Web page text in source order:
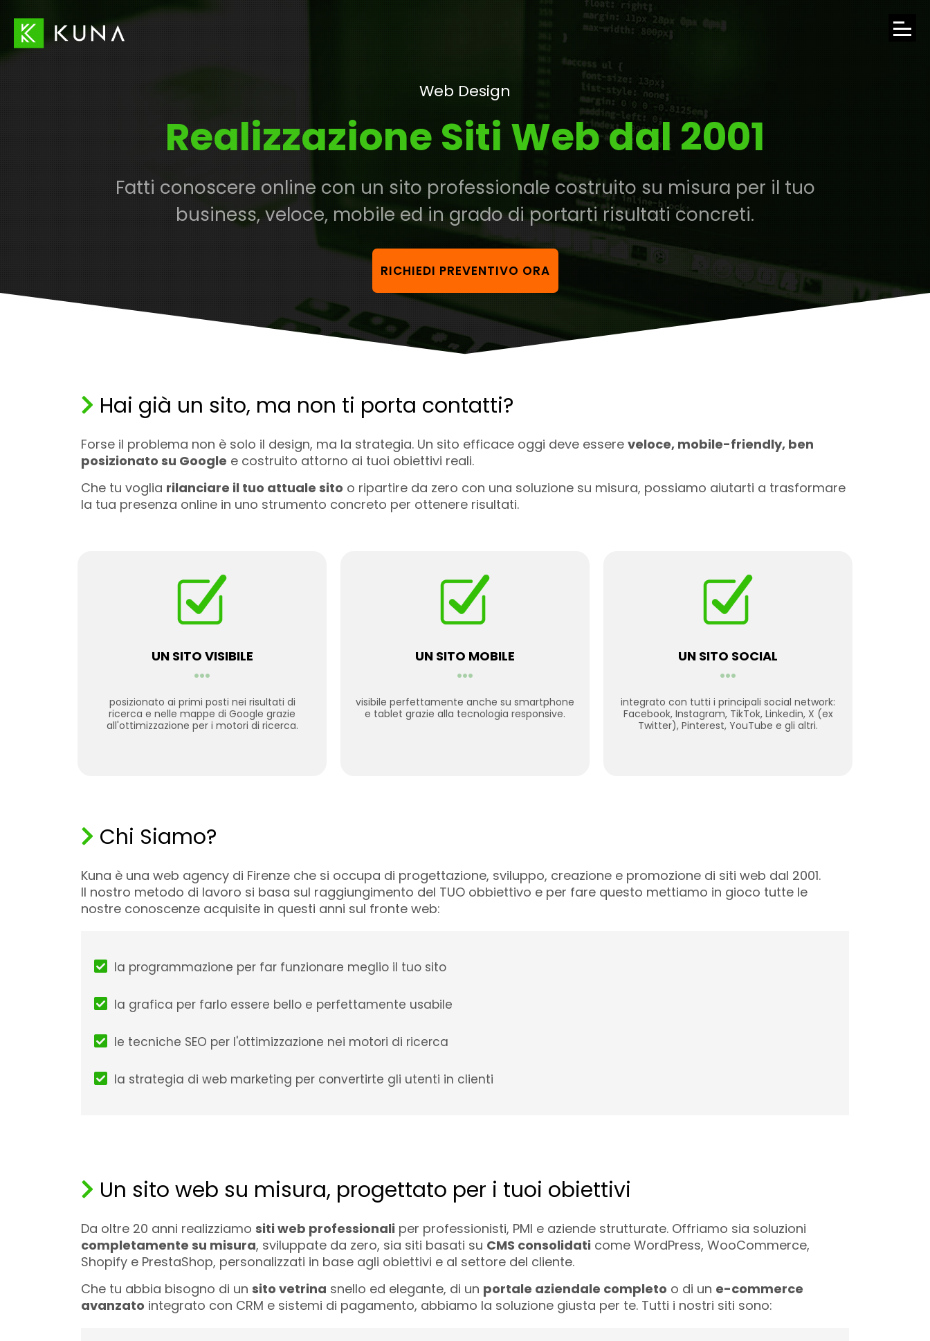
APRI
Web Design
Realizzazione Siti Web dal 2001
Fatti conoscere online con un sito professionale costruito su misura per il tuo
business, veloce, mobile ed in grado di portarti risultati concreti.
RICHIEDI PREVENTIVO ORA
Hai già un sito, ma non ti porta contatti?
Forse il problema non è solo il design, ma la strategia. Un sito efficace oggi deve essere veloce, mobile-friendly, ben
posizionato su Google e costruito attorno ai tuoi obiettivi reali.
Che tu voglia rilanciare il tuo attuale sito o ripartire da zero con una soluzione su misura, possiamo aiutarti a trasformare
la tua presenza online in uno strumento concreto per ottenere risultati.
UN SITO VISIBILE
...
posizionato ai primi posti nei risultati di
ricerca e nelle mappe di Google grazie
all'ottimizzazione per i motori di ricerca.
UN SITO MOBILE
...
visibile perfettamente anche su smartphone
e tablet grazie alla tecnologia responsive.
UN SITO SOCIAL
...
integrato con tutti i principali social network:
Facebook, Instagram, TikTok, Linkedin, X (ex
Twitter), Pinterest, YouTube e gli altri.
Chi Siamo?
Kuna è una web agency di Firenze che si occupa di progettazione, sviluppo, creazione e promozione di siti web dal 2001.
Il nostro metodo di lavoro si basa sul raggiungimento del TUO obbiettivo e per fare questo mettiamo in gioco tutte le
nostre conoscenze acquisite in questi anni sul fronte web:
la programmazione per far funzionare meglio il tuo sito
la grafica per farlo essere bello e perfettamente usabile
le tecniche SEO per l'ottimizzazione nei motori di ricerca
la strategia di web marketing per convertirte gli utenti in clienti
Un sito web su misura, progettato per i tuoi obiettivi
Da oltre 20 anni realizziamo siti web professionali per professionisti, PMI e aziende strutturate. Offriamo sia soluzioni
completamente su misura, sviluppate da zero, sia siti basati su CMS consolidati come WordPress, WooCommerce,
Shopify e PrestaShop, personalizzati in base agli obiettivi e al settore del cliente.
Che tu abbia bisogno di un sito vetrina snello ed elegante, di un portale aziendale completo o di un e-commerce
avanzato integrato con CRM e sistemi di pagamento, abbiamo la soluzione giusta per te. Tutti i nostri siti sono: